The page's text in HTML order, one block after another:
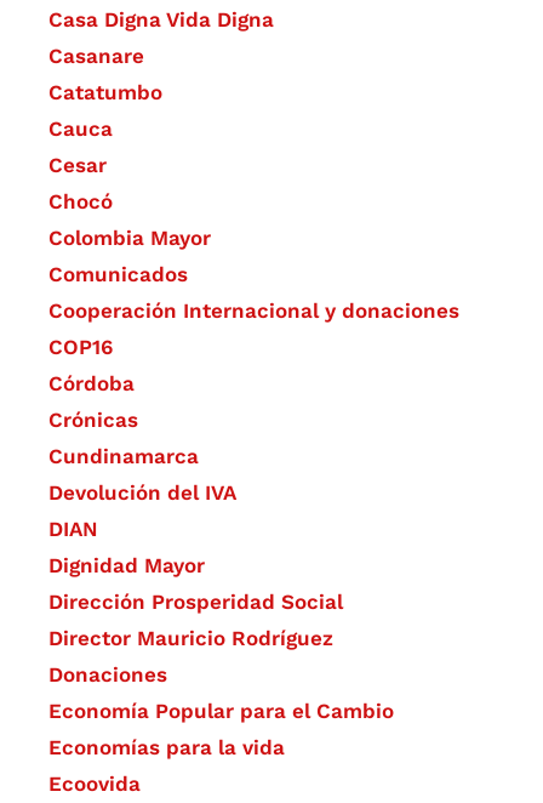
Casa Digna Vida Digna
Casanare
Catatumbo
Cauca
Cesar
Chocó
Colombia Mayor
Comunicados
Cooperación Internacional y donaciones
COP16
Córdoba
Crónicas
Cundinamarca
Devolución del IVA
DIAN
Dignidad Mayor
Dirección Prosperidad Social
Director Mauricio Rodríguez
Donaciones
Economía Popular para el Cambio
Economías para la vida
Ecoovida